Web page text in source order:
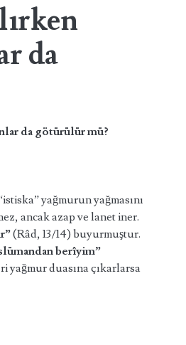
da
da götürülür mü?
yağmurun yağmasını
ancak azap ve lanet iner.
(Râd, 13/14) buyurmuştur.
berîyim”
duasına çıkarlarsa